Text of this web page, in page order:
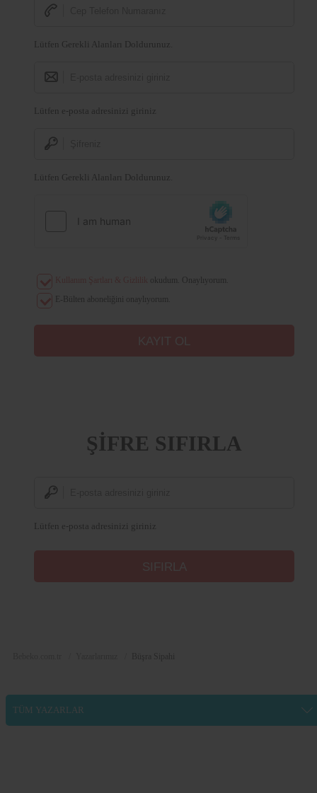
Lütfen Gerekli Alanları Doldurunuz.
Lütfen e-posta adresinizi giriniz
Lütfen Gerekli Alanları Doldurunuz.
okudum. Onaylıyorum.
E-Bülten aboneliğini onaylıyorum.
ŞİFRE SIFIRLA
Lütfen e-posta adresinizi giriniz